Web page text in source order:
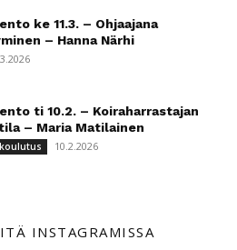
ke 11.3. – Ohjaajana
– Hanna Närhi
ti 10.2. – Koiraharrastajan
– Maria Matilainen
10.2.2026
INSTAGRAMISSA